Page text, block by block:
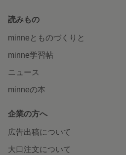
読みもの
minneとものづくりと
minne学習帖
ニュース
minneの本
企業の方へ
広告出稿について
大口注文について